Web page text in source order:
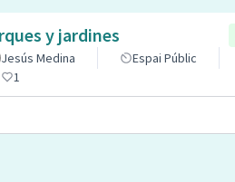
y jardines
Jesús Medina
Espai Públic
1